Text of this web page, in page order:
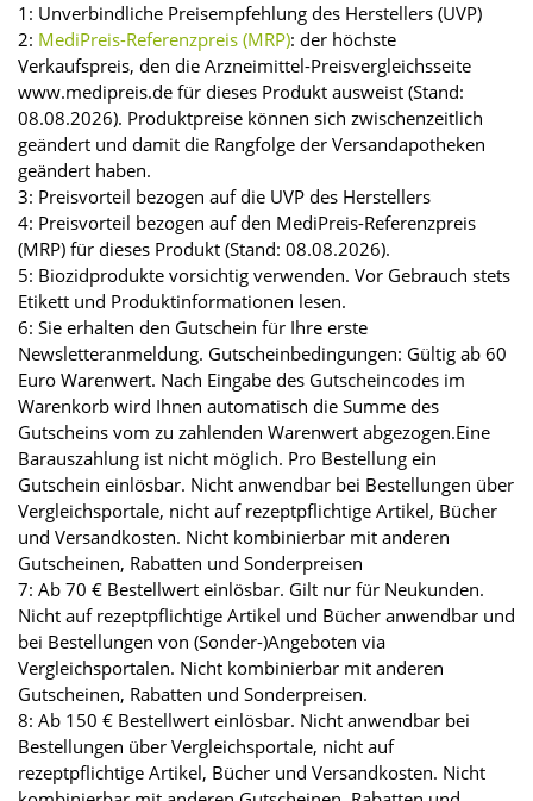
1: Unverbindliche Preisempfehlung des Herstellers (UVP)
2: MediPreis-Referenzpreis (MRP): der höchste
Verkaufspreis, den die Arzneimittel-Preisvergleichsseite
www.medipreis.de für dieses Produkt ausweist (Stand:
08.08.2026). Produktpreise können sich zwischenzeitlich
geändert und damit die Rangfolge der Versandapotheken
geändert haben.
3: Preisvorteil bezogen auf die UVP des Herstellers
4: Preisvorteil bezogen auf den MediPreis-Referenzpreis
(MRP) für dieses Produkt (Stand: 08.08.2026).
5: Biozidprodukte vorsichtig verwenden. Vor Gebrauch stets
Etikett und Produktinformationen lesen.
6: Sie erhalten den Gutschein für Ihre erste
Newsletteranmeldung. Gutscheinbedingungen: Gültig ab 60
Euro Warenwert. Nach Eingabe des Gutscheincodes im
Warenkorb wird Ihnen automatisch die Summe des
Gutscheins vom zu zahlenden Warenwert abgezogen.Eine
Barauszahlung ist nicht möglich. Pro Bestellung ein
Gutschein einlösbar. Nicht anwendbar bei Bestellungen über
Vergleichsportale, nicht auf rezeptpflichtige Artikel, Bücher
und Versandkosten. Nicht kombinierbar mit anderen
Gutscheinen, Rabatten und Sonderpreisen
7: Ab 70 € Bestellwert einlösbar. Gilt nur für Neukunden.
Nicht auf rezeptpflichtige Artikel und Bücher anwendbar und
bei Bestellungen von (Sonder-)Angeboten via
Vergleichsportalen. Nicht kombinierbar mit anderen
Gutscheinen, Rabatten und Sonderpreisen.
8: Ab 150 € Bestellwert einlösbar. Nicht anwendbar bei
Bestellungen über Vergleichsportale, nicht auf
rezeptpflichtige Artikel, Bücher und Versandkosten. Nicht